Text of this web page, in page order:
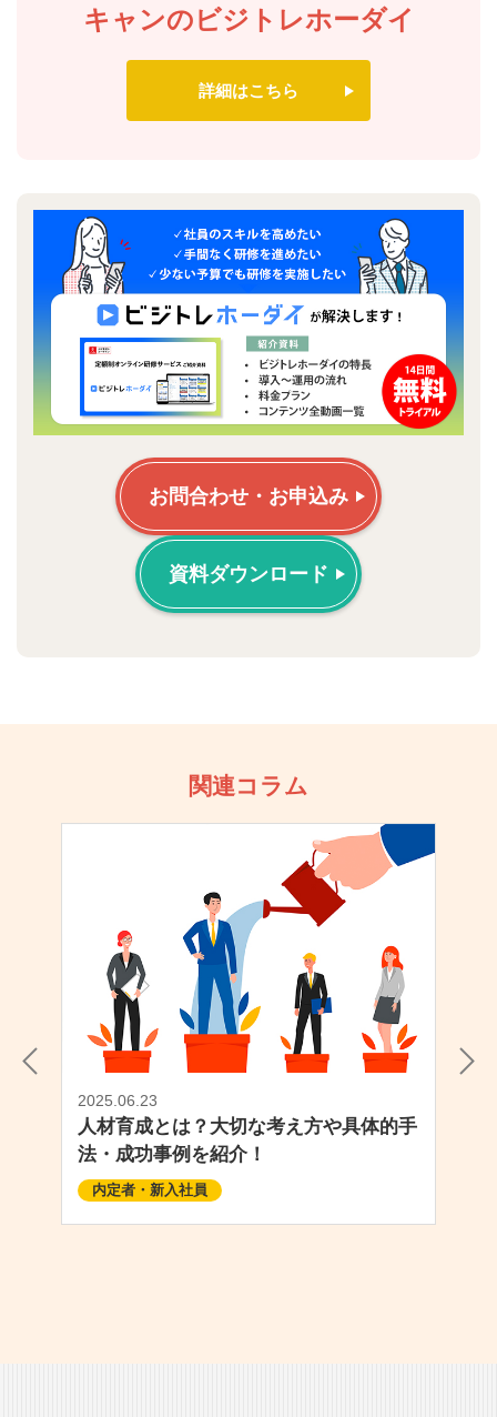
キャンのビジトレホーダイ
詳細はこちら
お問合わせ・お申込み
資料ダウンロード
関連コラム
2025.06.23
人材育成とは？大切な考え方や具体的手
法・成功事例を紹介！
内定者・新入社員